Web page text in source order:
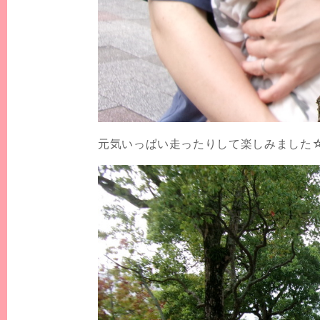
元気いっぱい走ったりして楽しみました